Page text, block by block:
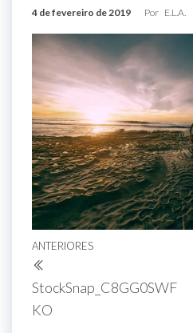
4 de fevereiro de 2019 Por E.L.A.
Navegação
de
Post
Post
anterior
ANTERIORES
StockSnap_C8GG0SWF
KO